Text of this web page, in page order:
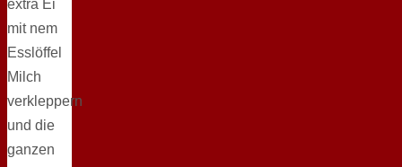
extra Ei
mit nem
Esslöffel
Milch
verkleppern
und die
ganzen